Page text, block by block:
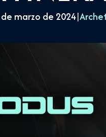
marzo de 2024|